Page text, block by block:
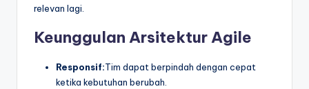
relevan lagi.
Keunggulan Arsitektur Agile
Responsif:Tim dapat berpindah dengan cepat
ketika kebutuhan berubah.